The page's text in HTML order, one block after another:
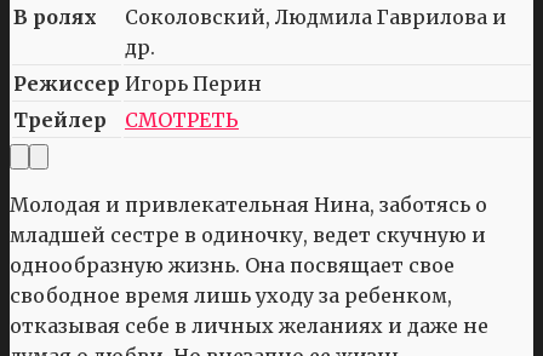
В ролях
Соколовский, Людмила Гаврилова и
др.
Режиссер Игорь Перин
Трейлер
СМОТРЕТЬ
Молодая и привлекательная Нина, заботясь о
младшей сестре в одиночку, ведет скучную и
однообразную жизнь. Она посвящает свое
свободное время лишь уходу за ребенком,
отказывая себе в личных желаниях и даже не